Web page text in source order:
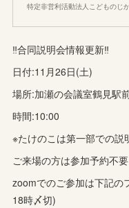
特定非営利活動法人こどもの
‼️合同説明会情報更新‼️
日付:11月26日(土)
場所:加瀬の会議室鶴見駅
時間:10:00
※たけのこは第一部での説
ご来場の方は参加予約不要
zoomでのご参加は下記の
18時〆切)